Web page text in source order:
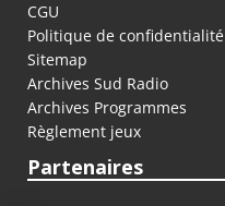
CGU
Politique de confidentialité
Sitemap
Archives Sud Radio
Archives Programmes
Règlement jeux
Partenaires